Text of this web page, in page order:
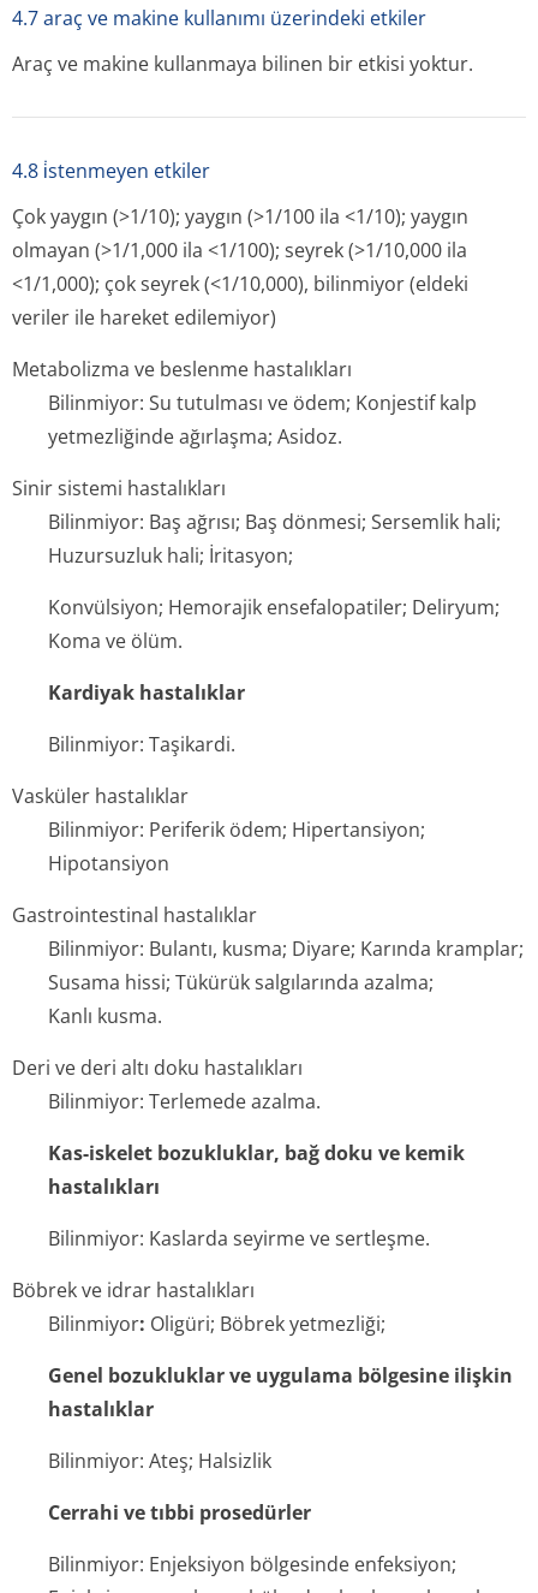
4.7 araç ve makine kullanımı üzerindeki etkiler
Araç ve makine kullanmaya bilinen bir etkisi yoktur.
4.8 i̇stenmeyen etkiler
Çok yaygın (>1/10); yaygın (>1/100 ila <1/10); yaygın
olmayan (>1/1,000 ila <1/100); seyrek (>1/10,000 ila
<1/1,000); çok seyrek (<1/10,000), bilinmiyor (eldeki
veriler ile hareket edilemiyor)
Metabolizma ve beslenme hastalıkları
Bilinmiyor: Su tutulması ve ödem; Konjestif kalp
yetmezliğinde ağırlaşma; Asidoz.
Sinir sistemi hastalıkları
Bilinmiyor: Baş ağrısı; Baş dönmesi; Sersemlik hali;
Huzursuzluk hali; İritasyon;
Konvülsiyon; Hemorajik ensefalopatiler; Deliryum;
Koma ve ölüm.
Kardiyak hastalıklar
Bilinmiyor: Taşikardi.
Vasküler hastalıklar
Bilinmiyor: Periferik ödem; Hipertansiyon;
Hipotansiyon
Gastrointestinal hastalıklar
Bilinmiyor: Bulantı, kusma; Diyare; Karında kramplar;
Susama hissi; Tükürük salgılarında azalma;
Kanlı kusma.
Deri ve deri altı doku hastalıkları
Bilinmiyor: Terlemede azalma.
Kas-iskelet bozukluklar, bağ doku ve kemik
hastalıkları
Bilinmiyor: Kaslarda seyirme ve sertleşme.
Böbrek ve idrar hastalıkları
Bilinmiyor: Oligüri; Böbrek yetmezliği;
Genel bozukluklar ve uygulama bölgesine ilişkin
hastalıklar
Bilinmiyor: Ateş; Halsizlik
Cerrahi ve tıbbi prosedürler
Bilinmiyor: Enjeksiyon bölgesinde enfeksiyon;